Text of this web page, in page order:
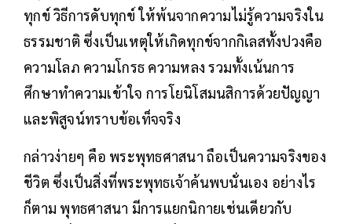
ทุกข์ วิธีการดับทุกข์ ให้พ้นจากความไม่รู้ความจริงใน
ธรรมชาติ ซึ่งเป็นเหตุให้เกิดทุกข์จากกิเลสทั้งปวงคือ
ความโลภ ความโกรธ ความหลง รวมทั้งเน้นการ
ศึกษาทำความเข้าใจ การโยนิโสมนสิการด้วยปัญญา
และพิสูจน์ทราบข้อเท็จจริง
กล่าวง่ายๆ คือ พระพุทธศาสนา ถือเป็นความจริงของ
ชีวิต ซึ่งเป็นสิ่งที่พระพุทธเจ้าค้นพบนั่นเอง อย่างไร
ก็ตาม พุทธศาสนา มีการแยกนิกายเช่นเดียวกับ